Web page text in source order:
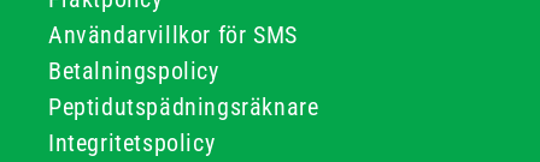
Användarvillkor för SMS
Betalningspolicy
Peptidutspädningsräknare
Integritetspolicy